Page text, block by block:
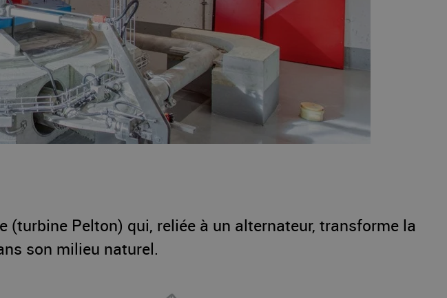
(turbine Pelton) qui, reliée à un alternateur, transforme la
son milieu naturel.